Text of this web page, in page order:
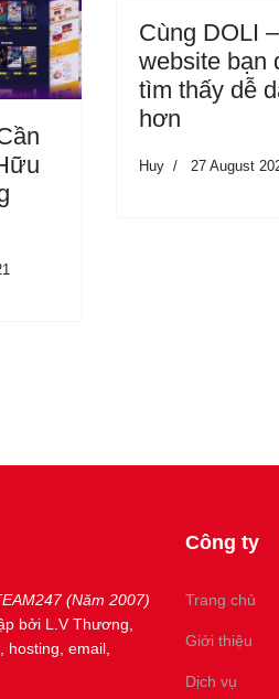
Cùng DOLI
website bạn
tìm thấy dễ
hơn
Huy 27 August
(Năm 2007)
bởi L.V Thương,
hosting, email,
Công ty
Trang chủ
Giới thiệu
Dịch vụ